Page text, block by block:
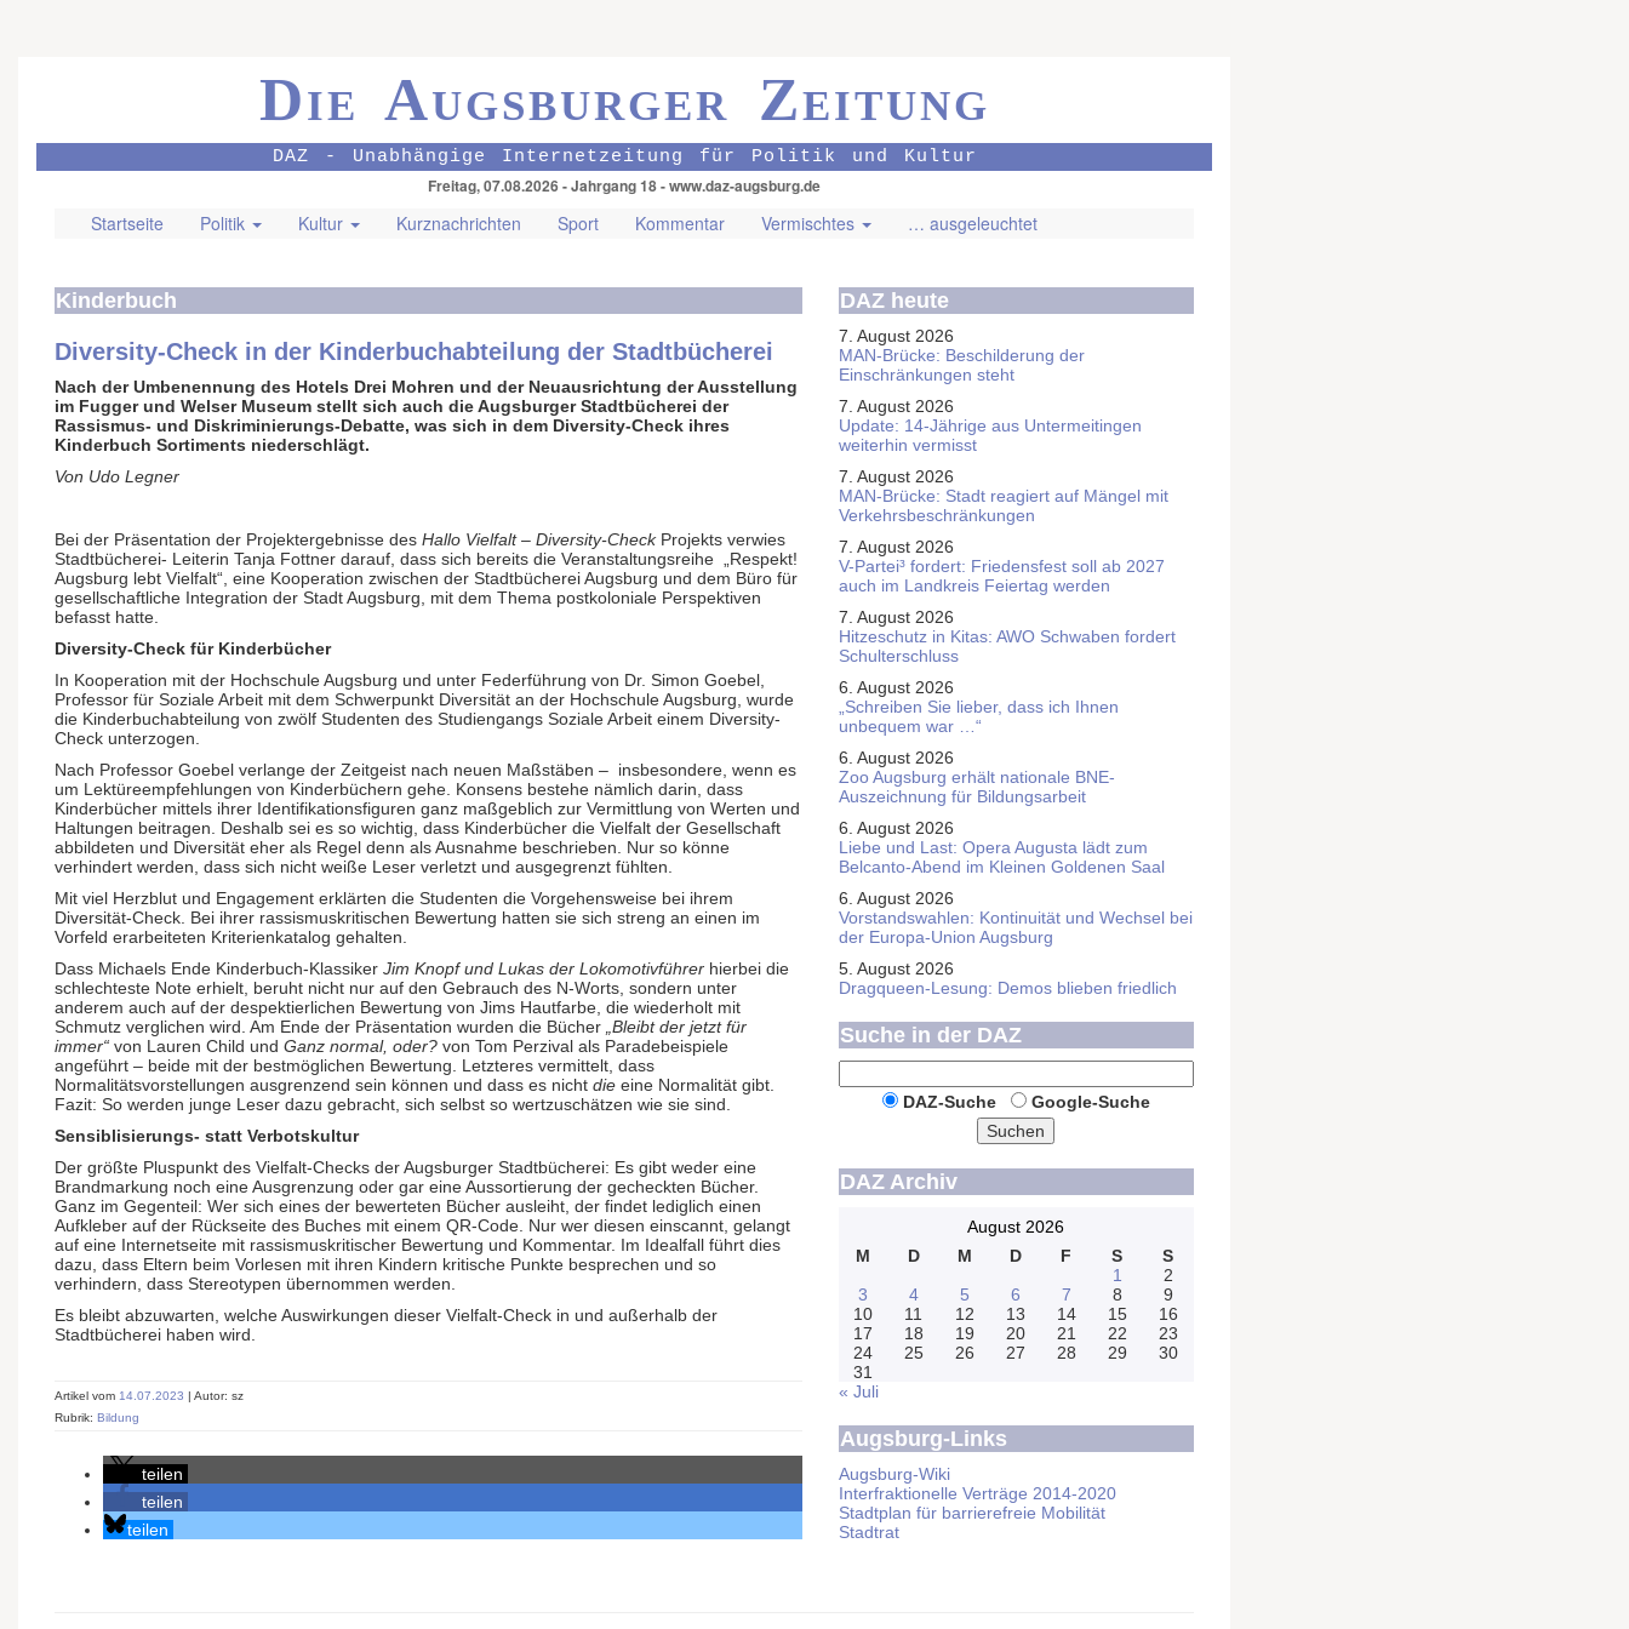
Die Augsburger Zeitung
DAZ - Unabhängige Internetzeitung für Politik und Kultur
Freitag, 07.08.2026 - Jahrgang 18 - www.daz-augsburg.de
Startseite Politik Kultur Kurznachrichten Sport Kommentar Vermischtes … ausgeleuchtet
Kinderbuch
Diversity-Check in der Kinderbuchabteilung der Stadtbücherei
Nach der Umbenennung des Hotels Drei Mohren und der Neuausrichtung der Ausstellung
im Fugger und Welser Museum stellt sich auch die Augsburger Stadtbücherei der
Rassismus- und Diskriminierungs-Debatte, was sich in dem Diversity-Check ihres
Kinderbuch Sortiments niederschlägt.
Von Udo Legner
Bei der Präsentation der Projektergebnisse des Hallo Vielfalt – Diversity-Check Projekts verwies
Stadtbücherei- Leiterin Tanja Fottner darauf, dass sich bereits die Veranstaltungsreihe
„Respekt!
Augsburg lebt Vielfalt“, eine Kooperation zwischen der Stadtbücherei Augsburg und dem Büro für
gesellschaftliche Integration der Stadt Augsburg, mit dem Thema postkoloniale Perspektiven
befasst hatte.
Diversity-Check für Kinderbücher
In Kooperation mit der Hochschule Augsburg und unter Federführung von Dr. Simon Goebel,
Professor für Soziale Arbeit mit dem Schwerpunkt Diversität an der Hochschule Augsburg, wurde
die Kinderbuchabteilung von zwölf Studenten des Studiengangs Soziale Arbeit einem Diversity-
Check unterzogen.
Nach Professor Goebel verlange der Zeitgeist nach neuen Maßstäben – insbesondere, wenn es
um Lektüreempfehlungen von Kinderbüchern gehe. Konsens bestehe nämlich darin, dass
Kinderbücher mittels ihrer Identifikationsfiguren ganz maßgeblich zur Vermittlung von Werten und
Haltungen beitragen. Deshalb sei es so wichtig, dass Kinderbücher die Vielfalt der Gesellschaft
abbildeten und Diversität eher als Regel denn als Ausnahme beschrieben. Nur so könne
verhindert werden, dass sich nicht weiße Leser verletzt und ausgegrenzt fühlten.
Mit viel Herzblut und Engagement erklärten die Studenten die Vorgehensweise bei ihrem
Diversität-Check. Bei ihrer rassismuskritischen Bewertung hatten sie sich streng an einen im
Vorfeld erarbeiteten Kriterienkatalog gehalten.
Dass Michaels Ende Kinderbuch-Klassiker Jim Knopf und Lukas der Lokomotivführer hierbei die
schlechteste Note erhielt, beruht nicht nur auf den Gebrauch des N-Worts, sondern unter
anderem auch auf der despektierlichen Bewertung von Jims Hautfarbe, die wiederholt mit
Schmutz verglichen wird. Am Ende der Präsentation wurden die Bücher „Bleibt der jetzt für
immer“ von Lauren Child und Ganz normal, oder? von Tom Perzival als Paradebeispiele
angeführt – beide mit der bestmöglichen Bewertung. Letzteres vermittelt, dass
Normalitätsvorstellungen ausgrenzend sein können und dass es nicht die eine Normalität gibt.
Fazit: So werden junge Leser dazu gebracht, sich selbst so wertzuschätzen wie sie sind.
Sensiblisierungs- statt Verbotskultur
Der größte Pluspunkt des Vielfalt-Checks der Augsburger Stadtbücherei: Es gibt weder eine
Brandmarkung noch eine Ausgrenzung oder gar eine Aussortierung der gecheckten Bücher.
Ganz im Gegenteil: Wer sich eines der bewerteten Bücher ausleiht, der findet lediglich einen
Aufkleber auf der Rückseite des Buches mit einem QR-Code. Nur wer diesen einscannt, gelangt
auf eine Internetseite mit rassismuskritischer Bewertung und Kommentar. Im Idealfall führt dies
dazu, dass Eltern beim Vorlesen mit ihren Kindern kritische Punkte besprechen und so
verhindern, dass Stereotypen übernommen werden.
Es bleibt abzuwarten, welche Auswirkungen dieser Vielfalt-Check in und außerhalb der
Stadtbücherei haben wird.
Artikel vom 14.07.2023 | Autor: sz
Rubrik: Bildung
teilen
teilen
teilen
DAZ heute
7. August 2026
MAN-Brücke: Beschilderung der
Einschränkungen steht
7. August 2026
Update: 14-Jährige aus Untermeitingen
weiterhin vermisst
7. August 2026
MAN-Brücke: Stadt reagiert auf Mängel mit
Verkehrsbeschränkungen
7. August 2026
V-Partei­³ fordert: Friedens­fest soll ab 2027
auch im Land­kreis Feier­tag werden
7. August 2026
Hitzeschutz in Kitas: AWO Schwaben fordert
Schulterschluss
6. August 2026
„Schreiben Sie lieber, dass ich Ihnen
unbequem war …“
6. August 2026
Zoo Augsburg erhält nationale BNE-
Auszeichnung für Bildungsarbeit
6. August 2026
Liebe und Last: Opera Augusta lädt zum
Belcanto-Abend im Kleinen Goldenen Saal
6. August 2026
Vorstandswahlen: Kontinuität und Wechsel bei
der Europa-Union Augsburg
5. August 2026
Dragqueen-Lesung: Demos blieben friedlich
Suche in der DAZ
DAZ-Suche
Google-Suche
Suchen
DAZ Archiv
August 2026
M
D M D F S
S
1
2
3
4 5 6 7 8
9
10
11 12 13 14 15
16
17
18 19 20 21 22
23
24
25 26 27 28 29
30
31
« Juli
Augsburg-Links
Augsburg-Wiki
Interfraktionelle Verträge 2014-2020
Stadtplan für barrierefreie Mobilität
Stadtrat